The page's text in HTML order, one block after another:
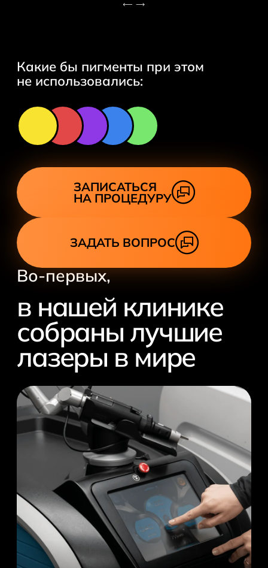
Какие бы пигменты при этом
не использовались:
ЗАПИСАТЬСЯ
НА ПРОЦЕДУРУ
ЗАДАТЬ ВОПРОС
Во-первых,
в нашей клинике
собраны лучшие
лазеры в мире